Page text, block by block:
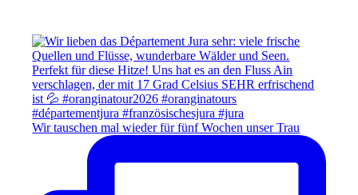
Wir tauschen mal wieder für fünf Wochen unser Trau